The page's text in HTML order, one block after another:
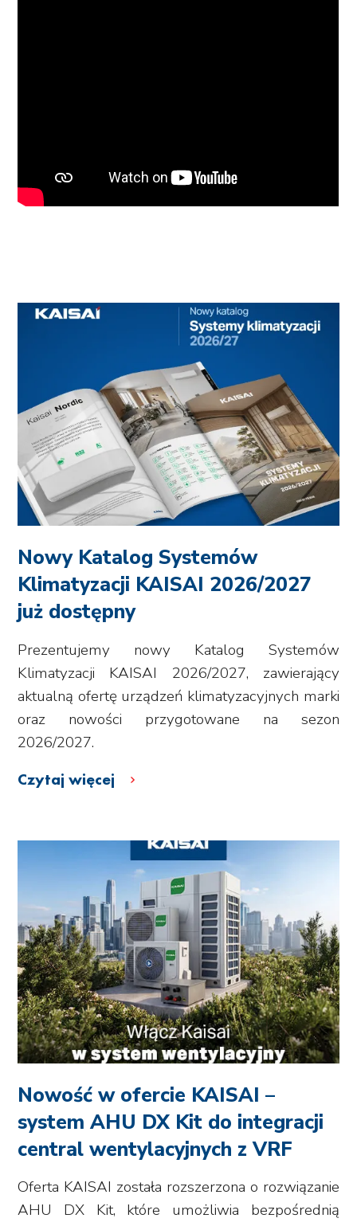
Nowy Katalog Systemów
Klimatyzacji KAISAI 2026/2027
już dostępny
Prezentujemy nowy Katalog Systemów
Klimatyzacji KAISAI 2026/2027, zawierający
aktualną ofertę urządzeń klimatyzacyjnych marki
oraz nowości przygotowane na sezon
2026/2027.
Czytaj więcej
Nowość w ofercie KAISAI –
system AHU DX Kit do integracji
central wentylacyjnych z VRF
Oferta KAISAI została rozszerzona o rozwiązanie
AHU DX Kit, które umożliwia bezpośrednią